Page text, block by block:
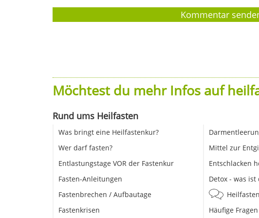
Möchtest du mehr Infos auf
Rund ums Heilfasten
Was bringt eine Heilfastenkur?
Wer darf fasten?
Entlastungstage VOR der Fastenkur
Fasten-Anleitungen
Fastenbrechen / Aufbautage
Fastenkrisen
Mittel zur
Entschlacken
Detox - was ist
Häufige